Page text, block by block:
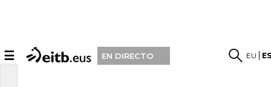
☰ EN DIRECTO EU